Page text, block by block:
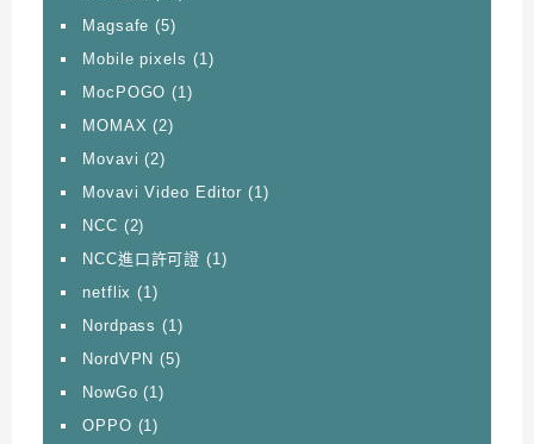
Magsafe (5)
Mobile pixels (1)
MocPOGO (1)
MOMAX (2)
Movavi (2)
Movavi Video Editor (1)
NCC (2)
NCC進口許可證 (1)
netflix (1)
Nordpass (1)
NordVPN (5)
NowGo (1)
OPPO (1)